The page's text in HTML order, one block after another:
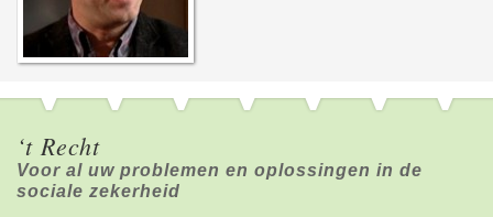
‘t Recht
Voor al uw problemen en oplossingen in de
sociale zekerheid